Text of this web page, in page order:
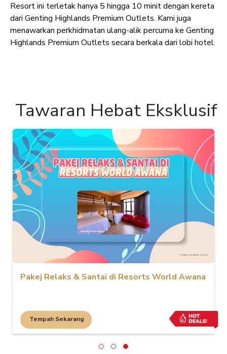
Resort ini terletak hanya 5 hingga 10 minit dengan kereta
dari Genting Highlands Premium Outlets. Kami juga
menawarkan perkhidmatan ulang-alik percuma ke Genting
Highlands Premium Outlets secara berkala dari lobi hotel.
Tawaran Hebat Eksklusif
Pakej Relaks & Santai di Resorts World Awana
Tempah Sekarang